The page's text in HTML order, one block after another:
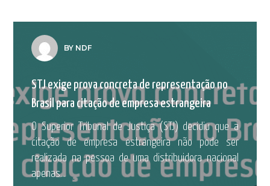
BY NDF
STJ exige prova concreta de representação no
Brasil para citação de empresa estrangeira
O Superior Tribunal de Justiça (STJ) decidiu que a
citação de empresa estrangeira não pode ser
realizada na pessoa de uma distribuidora nacional
apenas...